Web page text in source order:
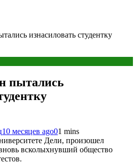
изнасиловать студентку
пытались
10 месяцев ago01 mins
Дели, произошел
всколыхнувший общество